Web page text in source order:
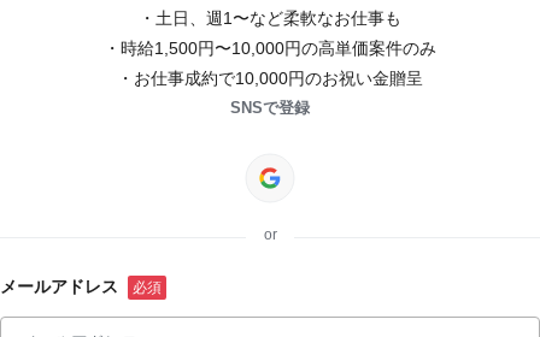
・土日、週1〜など柔軟なお仕事も
・時給1,500円〜10,000円の高単価案件のみ
・お仕事成約で10,000円のお祝い金贈呈
SNSで登録
or
メールアドレス